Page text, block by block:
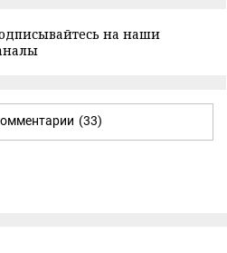
на наши
(33)